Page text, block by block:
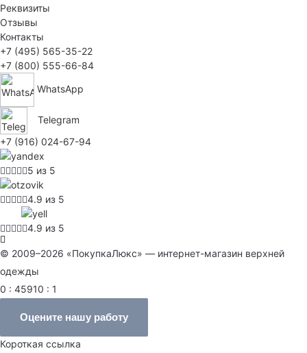
Реквизиты
Отзывы
Контакты
+7 (495) 565-35-22
+7 (800) 555-66-84
WhatsApp
Telegram
+7 (916) 024-67-94
5 из 5
4.9 из 5
4.9 из 5
© 2009–2026 «ПокупкаЛюкс» — интернет-магазин верхней
одежды
0 : 45910 : 1
Оцените нашу работу
Короткая ссылка